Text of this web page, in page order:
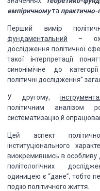
емпіричномута
Перший вимір
фундаментальний –
дослідження політичної
такої інтерпретації
синонімічне до
політичні дослідження”
У другому,
політичним аналізом
систематизацію й
Цей аспект
інституціонального
виокремившись в особливу
політологічних
одиницею є “дане”, тобто
подію політичного життя.